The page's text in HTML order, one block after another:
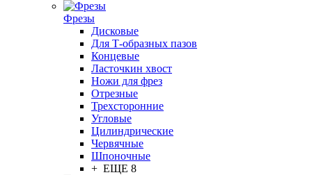
Фрезы
Дисковые
Для Т-образных пазов
Концевые
Ласточкин хвост
Ножи для фрез
Отрезные
Трехсторонние
Угловые
Цилиндрические
Червячные
Шпоночные
+ ЕЩЕ 8